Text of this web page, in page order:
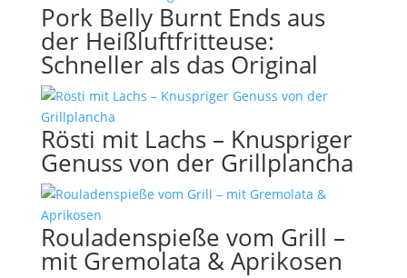
Pork Belly Burnt Ends aus
der Heißluftfritteuse:
Schneller als das Original
Rösti mit Lachs – Knuspriger
Genuss von der Grillplancha
Rouladenspieße vom Grill –
mit Gremolata & Aprikosen